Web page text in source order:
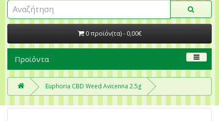
0 προϊόν(τα) - 0,00€
Προϊόντα
Euphoria CBD Weed Avicenna 2.5g